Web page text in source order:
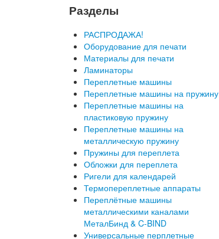
Разделы
РАСПРОДАЖА!
Оборудование для печати
Материалы для печати
Ламинаторы
Переплетные машины
Переплетные машины на пружину
Переплетные машины на
пластиковую пружину
Переплетные машины на
металлическую пружину
Пружины для переплета
Обложки для переплета
Ригели для календарей
Термопереплетные аппараты
Переплётные машины
металлическими каналами
МеталБинд & C-BIND
Универсальные перплетные